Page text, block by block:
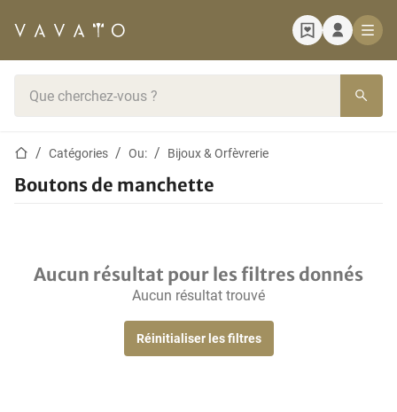
Page d'accueil
Catégories Ou: Bijoux & Orfèvrerie
Boutons de manchette
Aucun résultat pour les filtres donnés
Aucun résultat trouvé
Réinitialiser les filtres